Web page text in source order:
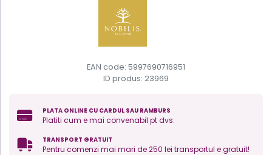
EAN code: 5997690716951
ID produs: 23969
PLATA ONLINE CU CARDUL SAU RAMBURS
Platiti cum e mai convenabil pt dvs.
TRANSPORT GRATUIT
Pentru comenzi mai mari de 250 lei transportul e gratuit!